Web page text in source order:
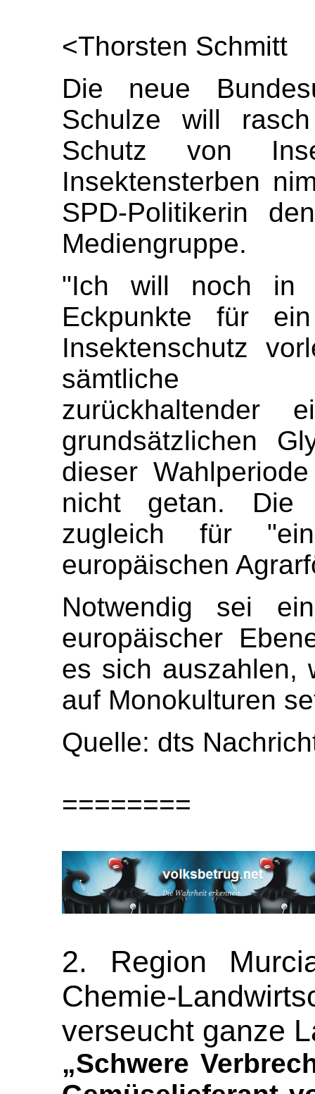
<Thorsten Schmitt
Die neue
Schulze will
Schutz von
Insektensterben
SPD-Politikerin
Mediengruppe.
"Ich will noch in
Eckpunkte für
Insektenschutz
sämtliche
zurückhaltender
grundsätzlichen
dieser
nicht getan. Die
zugleich für
europäischen
Notwendig sei
europäischer
es sich auszahlen,
auf Monokulturen
Quelle: dts
========
2. Region
Chemie-
verseucht ganze
„Schwere